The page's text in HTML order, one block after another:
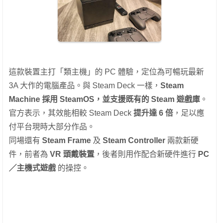
這款裝置主打「類主機」的 PC 體驗，定位為可暢玩最新
3A 大作的電腦產品。與 Steam Deck 一樣， Steam
Machine 採用 SteamOS，並支援既有的 Steam 遊戲庫 。
官方表示，其效能相較 Steam Deck 提升達 6 倍 ，足以應
付平台現時大部分作品。
同場還有 Steam Frame 及 Steam Controller 兩款新硬
件，前者為 VR 頭戴裝置 ，後者則用作配合新硬件進行 PC
／主機式遊戲 的操控。